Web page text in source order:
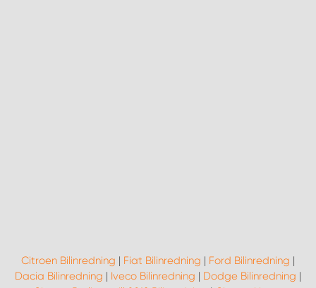
Citroen Bilinredning | Fiat Bilinredning | Ford Bilinredning |
Dacia Bilinredning | Iveco Bilinredning | Dodge Bilinredning |